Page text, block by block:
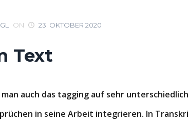
ON 23. OKTOBER 2020
Text
auch das tagging auf sehr
in seine Arbeit integrieren. In